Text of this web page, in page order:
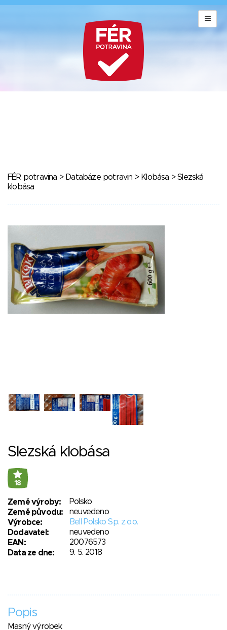
FÉR potravina > Databáze potravin > Klobása > Slezská
klobása
Slezská klobása
18
Země výroby:
Polsko
Země původu:
neuvedeno
Výrobce:
Bell Polsko Sp. z.o.o.
Dodavatel:
neuvedeno
EAN:
20076573
Data ze dne:
9. 5. 2018
Popis
Masný výrobek